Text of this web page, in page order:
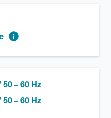
50 – 60 Hz
50 – 60 Hz